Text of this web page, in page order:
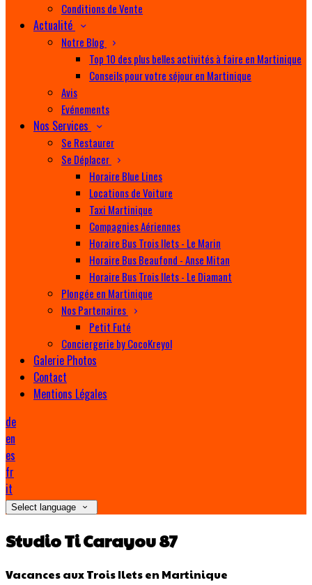
Conditions de Vente
Actualité
Notre Blog
Top 10 des plus belles activités à faire en Martinique
Conseils pour votre séjour en Martinique
Avis
Evénements
Nos Services
Se Restaurer
Se Déplacer
Horaire Blue Lines
Locations de Voiture
Taxi Martinique
Compagnies Aériennes
Horaire Bus Trois Ilets - Le Marin
Horaire Bus Beaufond - Anse Mitan
Horaire Bus Trois Ilets - Le Diamant
Plongée en Martinique
Nos Partenaires
Petit Futé
Conciergerie by CocoKreyol
Galerie Photos
Contact
Mentions Légales
de
en
es
fr
it
Select language
Studio Ti Carayou 87
Vacances aux Trois Ilets en Martinique